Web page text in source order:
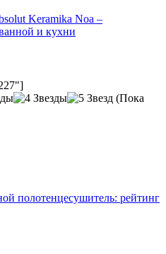
Keramika Noa –
и кухни
(Пока